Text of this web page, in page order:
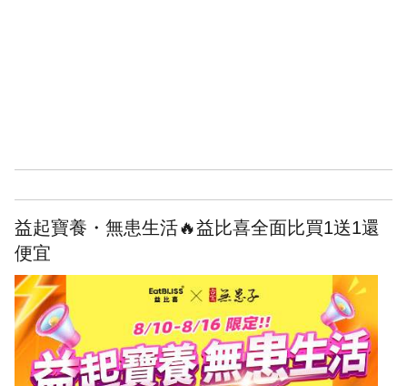
益起寶養・無患生活🔥益比喜全面比買1送1還
便宜